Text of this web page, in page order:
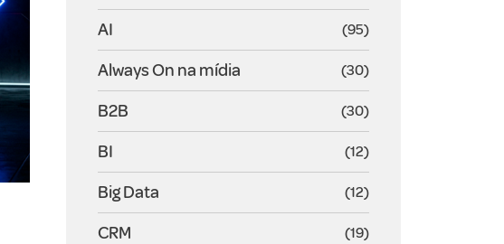
AI (95)
Always On na mídia (30)
B2B (30)
BI (12)
Big Data (12)
CRM (19)